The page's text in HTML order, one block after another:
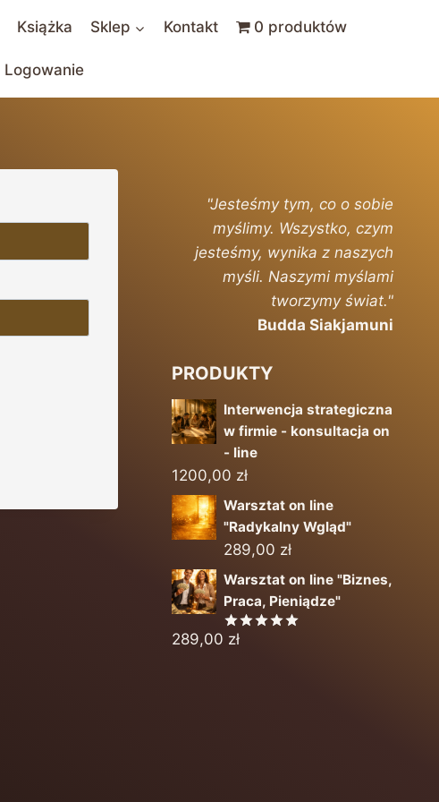
Książka Sklep Kontakt 0 produktów
Logowanie
"Jesteśmy tym, co o sobie
myślimy. Wszystko, czym
jesteśmy, wynika z naszych
myśli. Naszymi myślami
tworzymy świat."
Budda Siakjamuni
PRODUKTY
Interwencja strategiczna
w firmie - konsultacja on
- line
1200,00 zł
Warsztat on line
"Radykalny Wgląd"
289,00 zł
Warsztat on line "Biznes,
Praca, Pieniądze"
Oceniono
289,00 zł